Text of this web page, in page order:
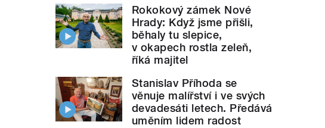
Rokokový zámek Nové
Hrady: Když jsme přišli,
běhaly tu slepice,
v okapech rostla zeleň,
říká majitel
Stanislav Příhoda se
věnuje malířství i ve svých
devadesáti letech. Předává
uměním lidem radost